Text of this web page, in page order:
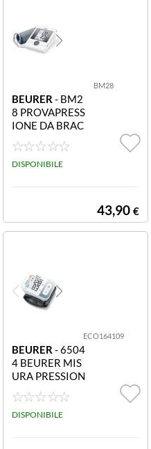
BM28
BEURER - BM2
8 PROVAPRESS
IONE DA BRAC
CIO PROVAPRE
SSIONE DA BR
ACCIO
DISPONIBILE
43,90 €
ECO164109
BEURER - 6504
4 BEURER MIS
URA PRESSION
E BC 28MISUR
AZIONE AUTO
MATICA - DISP
DISPONIBILE